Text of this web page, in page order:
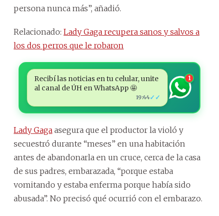
persona nunca más”, añadió.
Relacionado: Lady Gaga recupera sanos y salvos a
los dos perros que le robaron
Recibí las noticias en tu celular, unite
al canal de ÚH en WhatsApp 🤩
19:44✓✓
1
Lady Gaga asegura que el productor la violó y
secuestró durante “meses” en una habitación
antes de abandonarla en un cruce, cerca de la casa
de sus padres, embarazada, “porque estaba
vomitando y estaba enferma porque había sido
abusada”. No precisó qué ocurrió con el embarazo.